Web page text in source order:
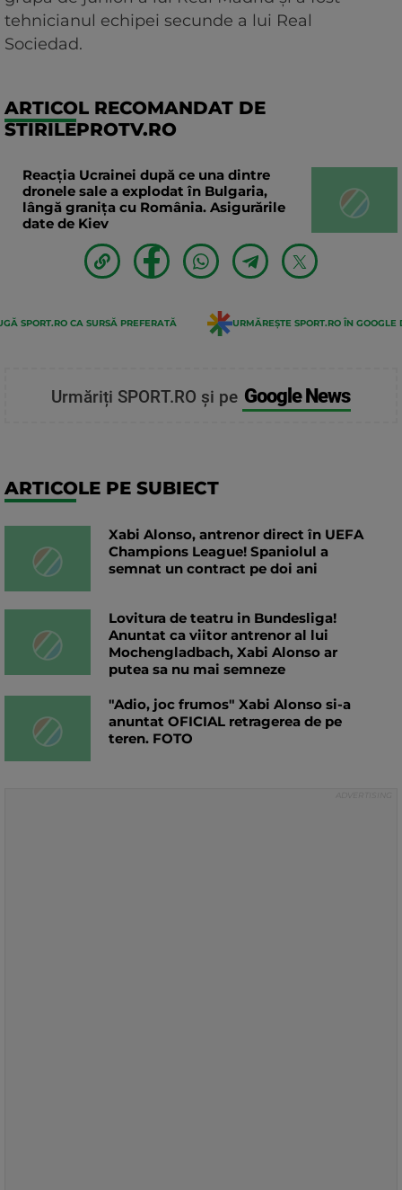
tehnicianul echipei secunde a lui Real
Sociedad.
ARTICOL RECOMANDAT DE
STIRILEPROTV.RO
Reacția Ucrainei după ce una dintre
dronele sale a explodat în Bulgaria,
lângă granița cu România. Asigurările
date de Kiev
SPORT.RO CA SURSĂ PREFERATĂ URMĂREȘTE SPORT.RO ÎN GOOGLE
Urmăriți SPORT.RO și pe Google News
ARTICOLE PE SUBIECT
Xabi Alonso, antrenor direct în UEFA
Champions League! Spaniolul a
semnat un contract pe doi ani
Lovitura de teatru in Bundesliga!
Anuntat ca viitor antrenor al lui
Mochengladbach, Xabi Alonso ar
putea sa nu mai semneze
"Adio, joc frumos" Xabi Alonso si-a
anuntat OFICIAL retragerea de pe
teren. FOTO